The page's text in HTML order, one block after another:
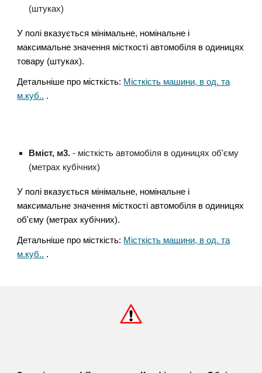
(штуках)
У полі вказується мінімальне, номінальне і
максимальне значення місткості автомобіля в одиницях
товару (штуках).
Детальніше про місткість: Місткість машини, в од. та
м.куб.. .
Вміст, м3. - місткість автомобіля в одиницях об'єму
(метрах кубічних)
У полі вказується мінімальне, номінальне і
максимальне значення місткості автомобіля в одиницях
об'єму (метрах кубічних).
Детальніше про місткість: Місткість машини, в од. та
м.куб.. .